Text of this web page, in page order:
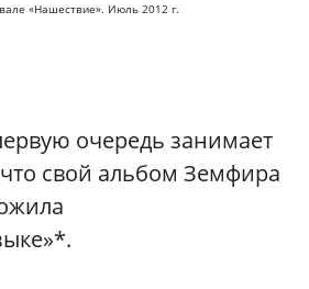
«Нашествие». Июль 2012 г.
очередь занимает
свой альбом Земфира